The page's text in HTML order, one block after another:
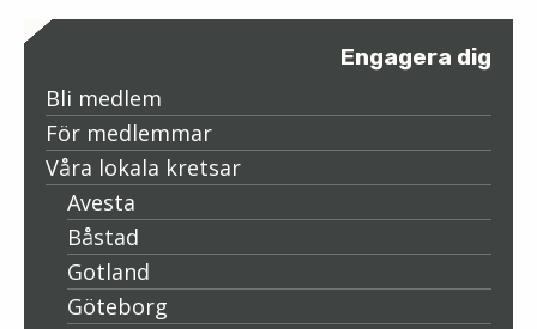
Engagera dig
Bli medlem
För medlemmar
Våra lokala kretsar
Avesta
Båstad
Gotland
Göteborg